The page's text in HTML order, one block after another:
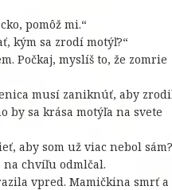
pomôž mi.“
kým sa zrodí motýľ?“
Počkaj, myslíš to, že zomrie
musí zaniknúť, aby
by sa krása motýľa na svete
aby som už viac nebol
na chvíľu odmlčal.
vpred. Mamičkina smrť a